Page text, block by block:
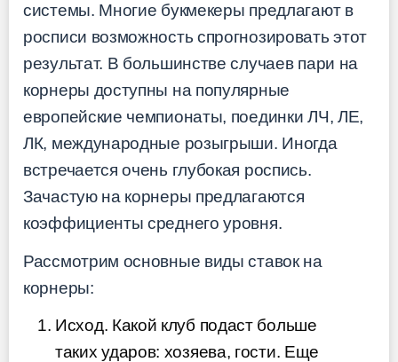
системы. Многие букмекеры предлагают в
росписи возможность спрогнозировать этот
результат. В большинстве случаев пари на
корнеры доступны на популярные
европейские чемпионаты, поединки ЛЧ, ЛЕ,
ЛК, международные розыгрыши. Иногда
встречается очень глубокая роспись.
Зачастую на корнеры предлагаются
коэффициенты среднего уровня.
Рассмотрим основные виды ставок на
корнеры:
Исход. Какой клуб подаст больше
таких ударов: хозяева, гости. Еще